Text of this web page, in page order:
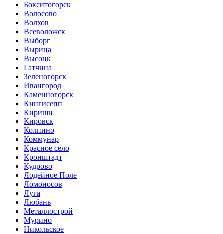
Бокситогорск
Волосово
Волхов
Всеволожск
Выборг
Вырица
Высоцк
Гатчина
Зеленогорск
Ивангород
Каменногорск
Кингисепп
Кириши
Кировск
Колпино
Коммунар
Красное село
Кронштадт
Кудрово
Лодейное Поле
Ломоносов
Луга
Любань
Металлострой
Мурино
Никольское